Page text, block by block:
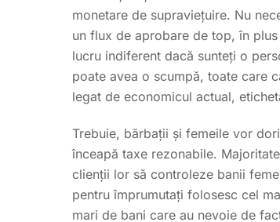
monetare de supraviețuire. Nu
un flux de aprobare de top, în
lucru indiferent dacă sunteți o
poate avea o scumpă, toate care
legat de economicul actual,
Trebuie, bărbații și femeile vor
înceapă taxe rezonabile.
clienții lor să controleze banii
pentru împrumutați folosesc cel
mari de bani care au nevoie de